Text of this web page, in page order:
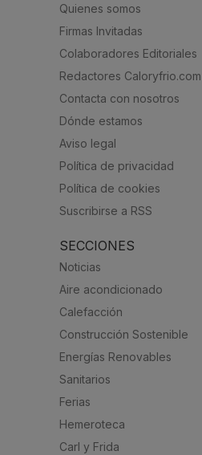
Quienes somos
Firmas Invitadas
Colaboradores Editoriales
Redactores Caloryfrio.com
Contacta con nosotros
Dónde estamos
Aviso legal
Política de privacidad
Política de cookies
Suscribirse a RSS
SECCIONES
Noticias
Aire acondicionado
Calefacción
Construcción Sostenible
Energías Renovables
Sanitarios
Ferias
Hemeroteca
Carl y Frida